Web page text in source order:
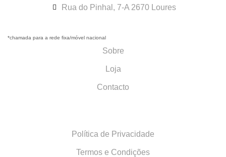
Sobre
Loja
Contacto
Política de Privacidade
Termos e Condições
Rua do Pinhal, 7-A 2670 Loures
*chamada para a rede fixa/móvel nacional